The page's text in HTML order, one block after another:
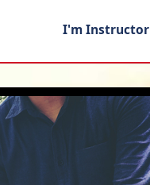
I'm Instructor